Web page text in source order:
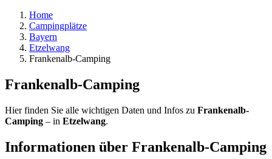
Home
Campingplätze
Bayern
Etzelwang
Frankenalb-Camping
Frankenalb-Camping
Hier finden Sie alle wichtigen Daten und Infos zu Frankenalb-
Camping – in Etzelwang.
Informationen über Frankenalb-Camping